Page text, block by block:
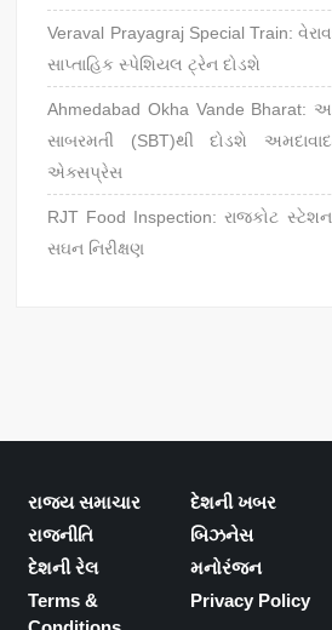
Veraval Prayagraj Special Train:
સાપ્તાહિક સ્પેશિયલ ટ્રેન દોડશે
Ahmedabad Okha Vande Bharat:
સાબરમતી (SBT)થી દોડશે
એક્સપ્રેસ
RJT Food Inspection: રાજકોટ
સઘન નિરીક્ષણ
રાજ્ય સમાચાર દેશની ખબર
રાજનીતિ
બિઝનેસ
દેશની રેલ
મનોરંજન
Terms &
Privacy Policy